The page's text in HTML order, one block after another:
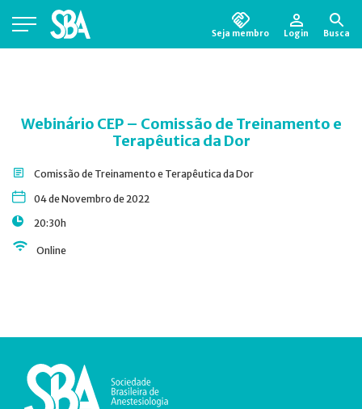
Seja membro Login Busca
Webinário CEP – Comissão de Treinamento e
Terapêutica da Dor
Comissão de Treinamento e Terapêutica da Dor
04 de Novembro de 2022
20:30h
Online